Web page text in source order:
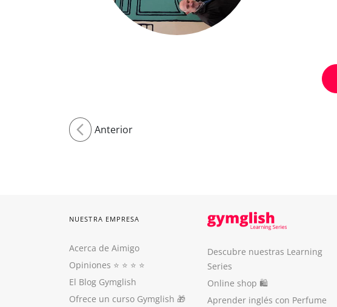
Anterior
NUESTRA EMPRESA
Acerca de Aimigo
Opiniones ⭐️ ⭐️ ⭐️ ⭐️
El Blog Gymglish
Ofrece un curso Gymglish 🎁
Descubre nuestras Learning
Series
Online shop 🛍
Aprender inglés con Perfume